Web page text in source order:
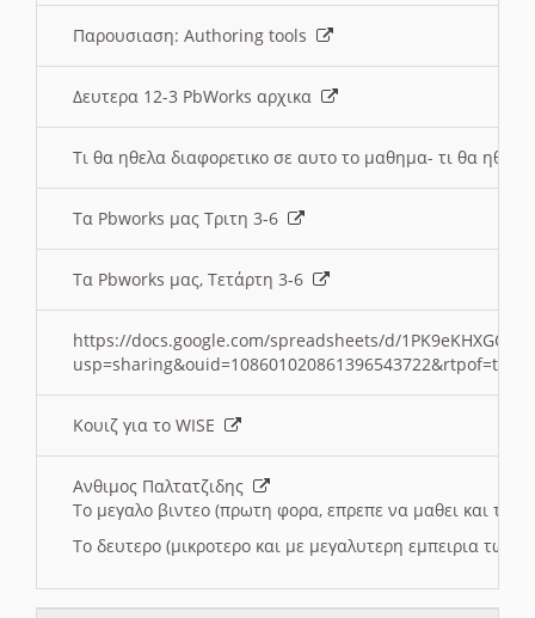
Παρουσιαση: Authoring tools
Δευτερα 12-3 PbWorks αρχικα
Τι θα ηθελα διαφορετικο σε αυτο το μαθημα- τι θα
Τα Pbworks μας Τριτη 3-6
Τα Pbworks μας, Τετάρτη 3-6
https://docs.google.com/spreadsheets/d/
Κουιζ για το WISE
Ανθιμος Παλτατζιδης
Το μεγαλο βιντεο (πρωτη φορα, επρεπε να μαθει και το
Το δευτερο (μικροτερο και με μεγαλυτερη εμπειρια